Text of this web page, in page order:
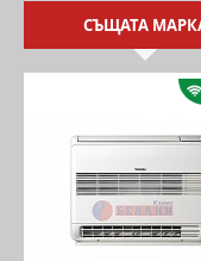
СЪЩАТА